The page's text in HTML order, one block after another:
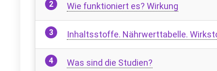
Wie funktioniert es? Wirkung
Inhaltsstoffe. Nährwerttabelle.
Was sind die Studien?